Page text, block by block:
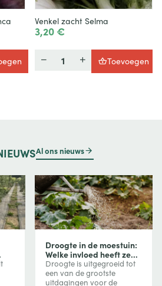
Venkel zacht Selma
3,20 €
Toevoegen
Al ons nieuws
Droogte in de moestuin:
Welke invloed heeft ze
op uw groenten en hoe
beschermt u uw
gewassen?
Droogte is uitgegroeid tot
een van de grootste
uitdagingen voor de